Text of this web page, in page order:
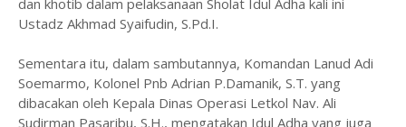
dan khotib dalam pelaksanaan Sholat Idul Adha kali ini
Ustadz Akhmad Syaifudin, S.Pd.I.
Sementara itu, dalam sambutannya, Komandan Lanud Adi
Soemarmo, Kolonel Pnb Adrian P.Damanik, S.T. yang
dibacakan oleh Kepala Dinas Operasi Letkol Nav. Ali
Sudirman Pasaribu, S.H., mengatakan Idul Adha yang juga